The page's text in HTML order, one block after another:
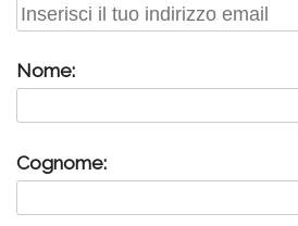
Nome:
Cognome: